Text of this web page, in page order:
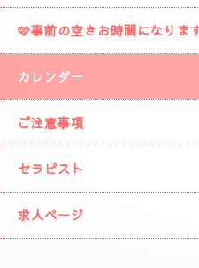
🩷事前の空きお時間になりま
カレンダー
ご注意事項
セラピスト
求人ページ